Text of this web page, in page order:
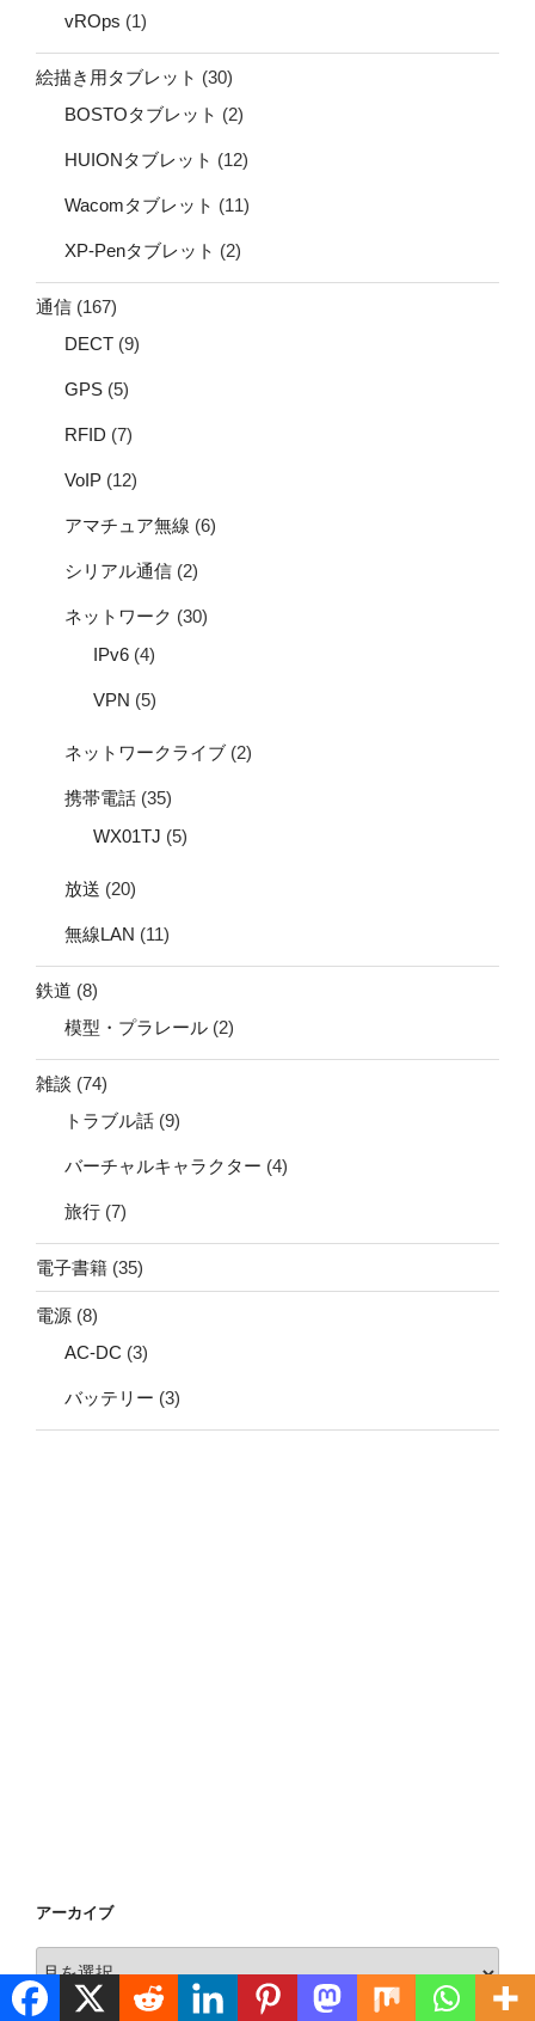
vROps (1)
絵描き用タブレット (30)
BOSTOタブレット (2)
HUIONタブレット (12)
Wacomタブレット (11)
XP-Penタブレット (2)
通信 (167)
DECT (9)
GPS (5)
RFID (7)
VoIP (12)
アマチュア無線 (6)
シリアル通信 (2)
ネットワーク (30)
IPv6 (4)
VPN (5)
ネットワークライブ (2)
携帯電話 (35)
WX01TJ (5)
放送 (20)
無線LAN (11)
鉄道 (8)
模型・プラレール (2)
雑談 (74)
トラブル話 (9)
バーチャルキャラクター (4)
旅行 (7)
電子書籍 (35)
電源 (8)
AC-DC (3)
バッテリー (3)
アーカイブ
ー